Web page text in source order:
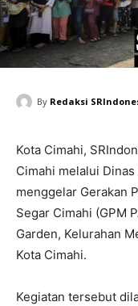
By Redaksi
Kota Cimahi,
Cimahi melalui
menggelar Gerakan
Segar Cimahi (GPM
Garden, Kelurahan
Kota Cimahi.
Kegiatan tersebut